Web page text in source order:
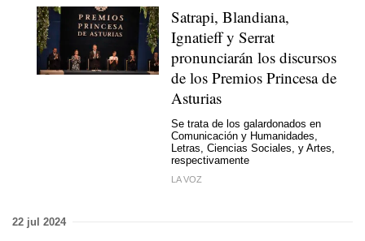
Satrapi, Blandiana,
Ignatieff y Serrat
pronunciarán los discursos
de los Premios Princesa de
Asturias
Se trata de los galardonados en
Comunicación y Humanidades,
Letras, Ciencias Sociales, y Artes,
respectivamente
LA VOZ
22 jul 2024